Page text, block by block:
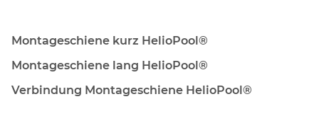
Montageschiene kurz HelioPool®
Montageschiene lang HelioPool®
Verbindung Montageschiene HelioPool®